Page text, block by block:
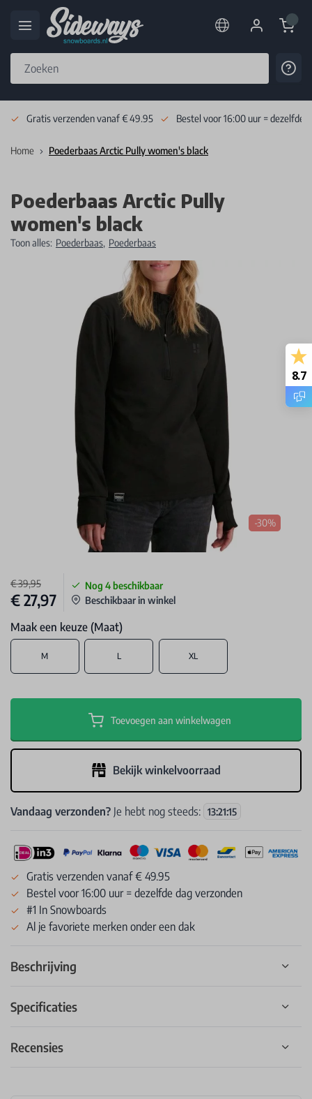
Cart
Gratis verzenden vanaf € 49.95 Bestel voor 16:00 uur = dezelfde
Home Poederbaas Arctic Pully women's black
Poederbaas Arctic Pully
women's black
Toon alles: Poederbaas, Poederbaas
-30%
€ 39,95
€ 27,97
Nog 4 beschikbaar
Beschikbaar in winkel
Maak een keuze (Maat)
M L XL
Toevoegen aan winkelwagen
Bekijk winkelvoorraad
Vandaag verzonden? Je hebt nog steeds: 13:21:14
Gratis verzenden vanaf € 49.95
Bestel voor 16:00 uur = dezelfde dag verzonden
#1 In Snowboards
Al je favoriete merken onder een dak
Beschrijving
Specificaties
Recensies
8.7